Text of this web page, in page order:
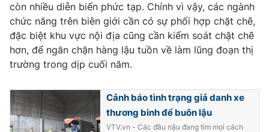
Photo Infographic
Video Shorts video
VTV Sức khoẻ Bất động sản
còn nhiều diễn biến phức tạp. Chính vì vậy, các ngành
chức năng trên biên giới cần có sự phối hợp chặt chẽ,
đặc biệt khu vực nội địa cũng cần kiểm soát chặt chẽ
hơn, để ngăn chặn hàng lậu tuồn về làm lũng đoạn thị
trường trong dịp cuối năm.
Cảnh báo tình trạng giả danh xe
thương binh để buôn lậu
VTV.vn - Các đầu nậu đang tìm mọi cách